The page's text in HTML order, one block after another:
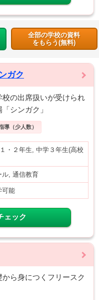
全部の学校の資料
をもらう(無料)
ガク
校の出席扱いが受けられ
シンガク」
導（少人数）
・２年生, 中学３年生(高校
ル, 通信教育
可能
ェック
ら身につくフリースク